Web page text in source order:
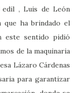
edil , Luis de León
que ha brindado el
este sentido pidió
de la maquinaria
Lázaro Cárdenas
para garantizar